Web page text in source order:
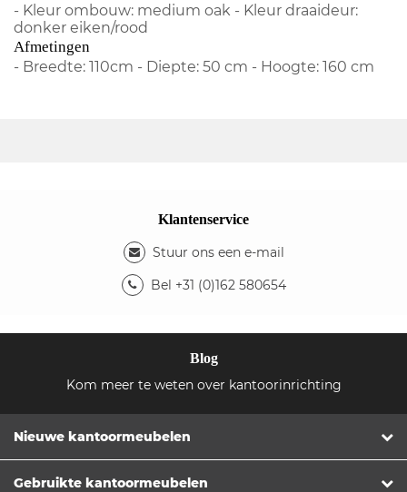
- Kleur ombouw: medium oak - Kleur draaideur:
donker eiken/rood
Afmetingen
- Breedte: 110cm - Diepte: 50 cm - Hoogte: 160 cm
Klantenservice
Stuur ons een e-mail
Bel +31 (0)162 580654
Blog
Kom meer te weten over kantoorinrichting
Nieuwe kantoormeubelen
Gebruikte kantoormeubelen